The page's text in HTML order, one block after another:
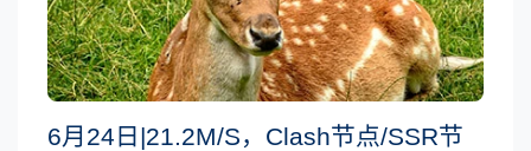
6月24日|21.2M/S，Clash节点/SSR节